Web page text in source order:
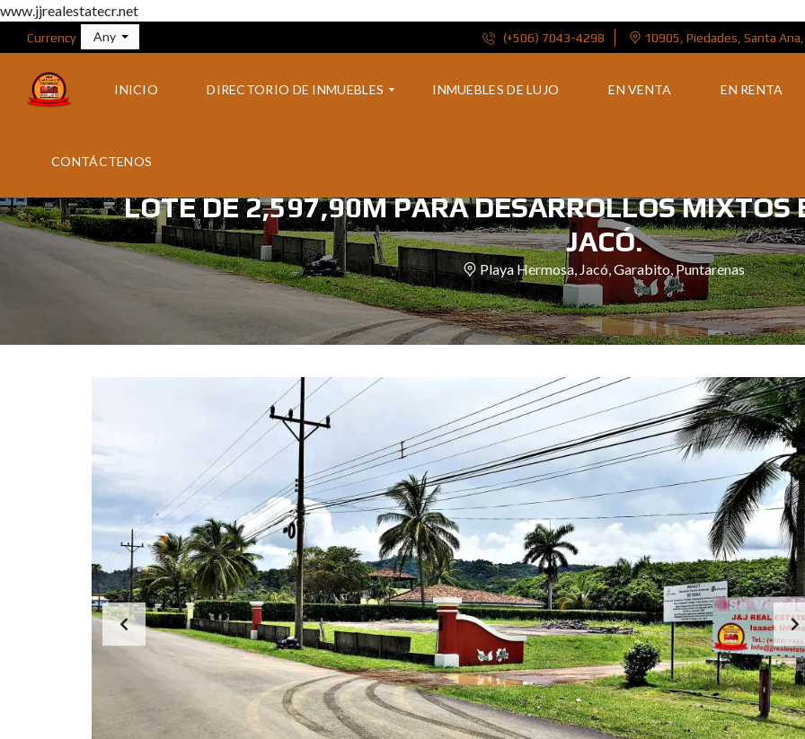
www.jjrealestatecr.net
Currency Any (+506) 7043-4298 10905, Piedades, Santa Ana,
INICIO DIRECTORIO DE INMUEBLES
N
M
U
E
B
L
R
B
Ú
Q
U
E
D
A
O
R
U
B
A
Ó
INMUEBLES DE LUJO EN VENTA EN RENTA
CONTÁCTENOS
LOTE DE 2,597,90M PARA DESARROLLOS MIXTOS
JACÓ.
Playa Hermosa, Jacó, Garabito, Puntarenas